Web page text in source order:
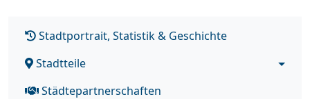
Stadtportrait, Statistik & Geschichte
Stadtteile
Städtepartnerschaften